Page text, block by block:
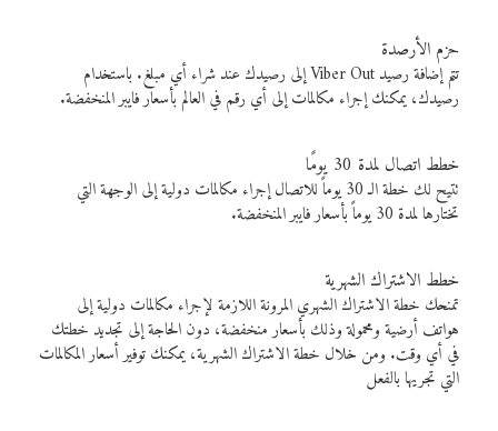
حزم الأرصدة
تتم إضافة رصيد Viber Out إلى رصيدك عند شراء أي مبلغ. باستخدام
رصيدك، يمكنك إجراء مكالمات إلى أي رقم في العالم بأسعار فايبر المنخفضة.
خطط اتصال لمدة 30 يومًا
تتيح لك خطة الـ 30 يوماً للاتصال إجراء مكالمات دولية إلى الوجهة التي
تختارها لمدة 30 يوماً بأسعار فايبر المنخفضة.
خطط الاشتراك الشهرية
تمنحك خطة الاشتراك الشهري المرونة اللازمة لإجراء مكالمات دولية إلى
هواتف أرضية ومحمولة وذلك بأسعار منخفضة، دون الحاجة إلى تجديد خطتك
في أي وقت. ومن خلال خطة الاشتراك الشهرية، يمكنك توفير أسعار المكالمات
التي تجريها بالفعل